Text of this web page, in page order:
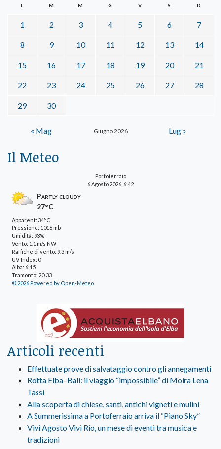
Giugno 2026
L M M G V S D
1 2 3 4 5 6 7
8 9 10 11 12 13 14
15 16 17 18 19 20 21
22 23 24 25 26 27 28
29 30
« Mag Lug »
Il Meteo
Portoferraio
6 Agosto 2026, 6:42
Partly cloudy
27°C
Apparent: 34°C
Pressione: 1016 mb
Umidità: 93%
Vento: 1.1 m/s NW
Raffiche di vento: 9.3 m/s
UV-Index: 0
Alba: 6:15
Tramonto: 20:33
© 2026 Powered by Open-Meteo
Articoli recenti
Effettuate prove di salvataggio contro gli annegamenti
Rotta Elba–Bali: il viaggio “impossibile” di Moira Lena
Tassi
Alla scoperta di chiese, santi, antichi vigneti e mulini
A Summerissima a Portoferraio arriva il “Piano Sky”
Vivi Agosto Vivi Rio, un mese di eventi tra musica e
tradizioni